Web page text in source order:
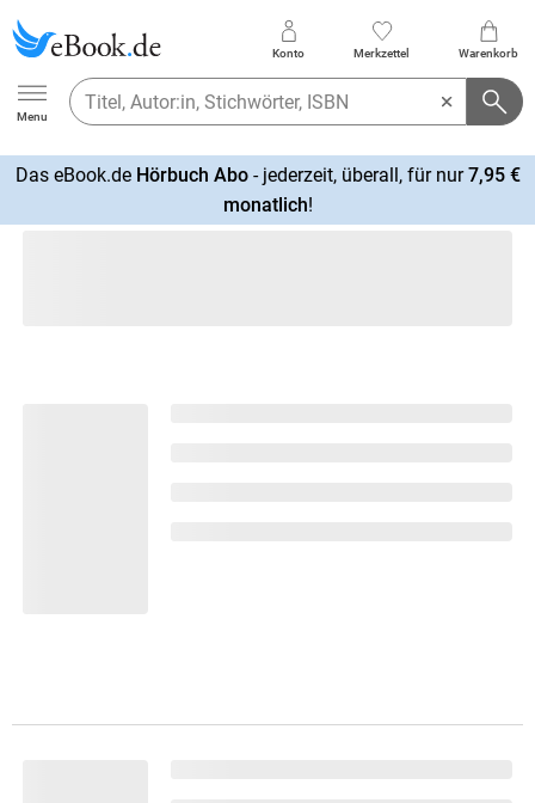
Ebook.de
Menu
Konto Merkzettel Warenkorb
Das eBook.de Hörbuch Abo- jederzeit, überall, für nur7,95 €
monatlich!